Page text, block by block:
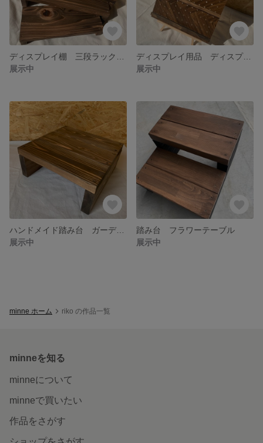
展示中
ディスプレイ用品 ディスプレイ棚 アンティーク アクセサリー棚
展示中
展示中
踏み台 フラワーテーブル
展示中
minne ホーム riko の作品一覧
minneを知る
minneについて
minneで買いたい
作品をさがす